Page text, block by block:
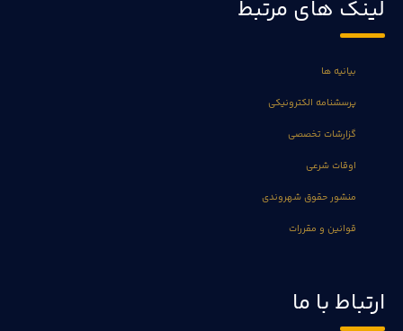
لینک های مرتبط
بیانیه ها
پرسشنامه الکترونیکی
گزارشات تخصصی
اوقات شرعی
منشور حقوق شهروندی
قوانین و مقررات
ارتباط با ما